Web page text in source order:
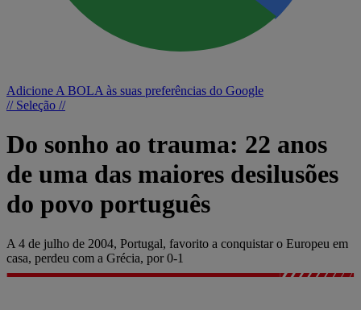
Adicione A BOLA às suas preferências do Google
// Seleção //
Do sonho ao trauma: 22 anos
de uma das maiores desilusões
do povo português
A 4 de julho de 2004, Portugal, favorito a conquistar o Europeu em
casa, perdeu com a Grécia, por 0-1